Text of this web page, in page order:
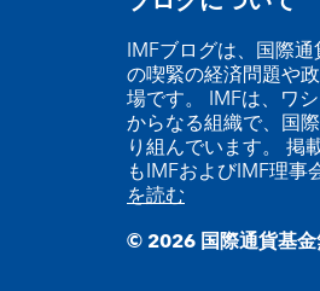
IMFブログは、国際
の喫緊の経済問題や
場です。 IMFは、ワ
からなる組織で、国
り組んでいます。 掲
もIMFおよびIMF理事
を読む
© 2026 国際通貨基